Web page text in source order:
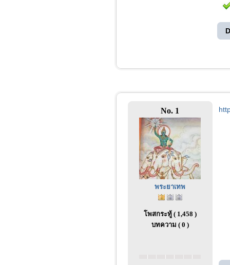
No. 1
พระยาเทพ
โพสกระทู้ ( 1,458 )
บทความ ( 0 )